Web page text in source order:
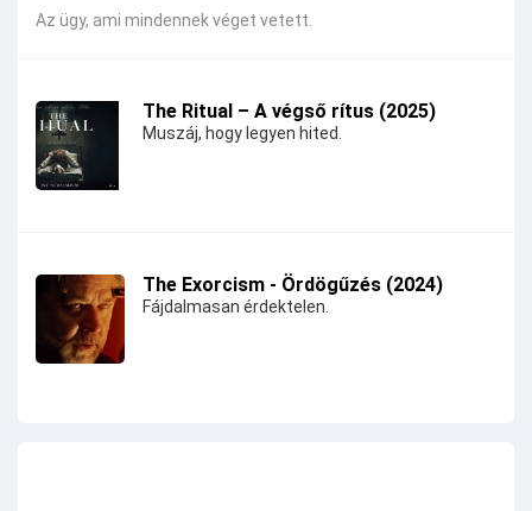
Az ügy, ami mindennek véget vetett.
The Ritual – A végső rítus (2025)
Muszáj, hogy legyen hited.
The Exorcism - Ördögűzés (2024)
Fájdalmasan érdektelen.